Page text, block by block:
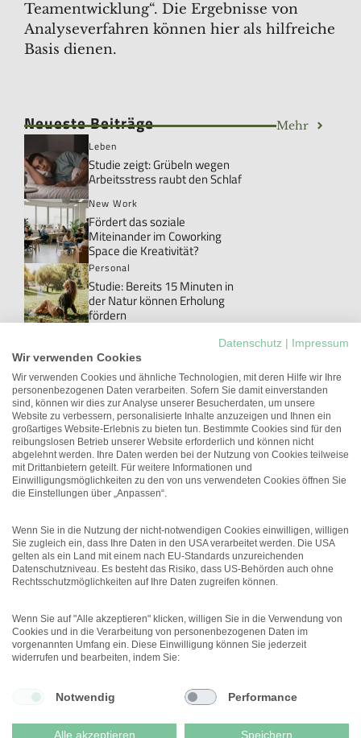
Teamentwicklung“. Die Ergebnisse von
Analyseverfahren können hier als hilfreiche
Basis dienen.
Neueste Beiträge Mehr
Leben
Studie zeigt: Grübeln wegen
Arbeitsstress raubt den Schlaf
New Work
Fördert das soziale
Miteinander im Coworking
Space die Kreativität?
Personal
Studie: Bereits 15 Minuten in
der Natur können Erholung
fördern
Danke!: Das Wort, das im Job
meistens ungesagt bleibt
New Work
Studie: Workations können die
Arbeitgeberattraktivität
erhöhen
Führung
Unterschätztes Potenzial:
Führungskräfte mit
Einschränkungen
Menü
© 2026 DEUTSCHER
DATENSCHUTZ
Datenschutz
Impressum
Wir verwenden Cookies
Wir verwenden Cookies und ähnliche Technologien, mit deren Hilfe wir Ihre
personenbezogenen Daten verarbeiten. Sofern Sie damit einverstanden
sind, können wir dies zur Analyse unserer Besucherdaten, um unsere
Website zu verbessern, personalisierte Inhalte anzuzeigen und Ihnen ein
großartiges Website-Erlebnis zu bieten tun. Bestimmte Cookies sind für den
reibungslosen Betrieb unserer Website erforderlich und können nicht
abgelehnt werden. Ihre Daten werden bei der Nutzung von Cookies teilweise
mit Drittanbietern geteilt. Für weitere Informationen und
Einwilligungsmöglichkeiten zu den von uns verwendeten Cookies öffnen Sie
die Einstellungen über „Anpassen“.
Wenn Sie in die Nutzung der nicht-notwendigen Cookies einwilligen, willigen
Sie zugleich ein, dass Ihre Daten in den USA verarbeitet werden. Die USA
gelten als ein Land mit einem nach EU-Standards unzureichenden
Datenschutzniveau. Es besteht das Risiko, dass US-Behörden auch ohne
Rechtsschutzmöglichkeiten auf Ihre Daten zugreifen können.
Wenn Sie auf "Alle akzeptieren" klicken, willigen Sie in die Verwendung von
Cookies und in die Verarbeitung von personenbezogenen Daten im
vorgenannten Umfang ein. Diese Einwilligung können Sie jederzeit
widerrufen und bearbeiten, indem Sie:
Notwendig Performance
Alle akzeptieren Speichern